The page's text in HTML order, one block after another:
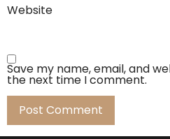
Website
Save my name, email, and
the next time I comment.